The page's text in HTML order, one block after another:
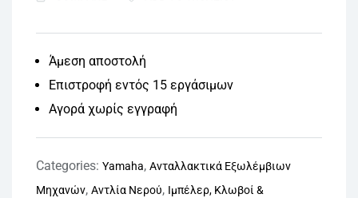
Άμεση αποστολή
Επιστροφή εντός 15 εργάσιμων
Αγορά χωρίς εγγραφή
Categories: Yamaha, Ανταλλακτικά Εξωλέμβιων
Μηχανών, Αντλία Νερού, Ιμπέλερ, Κλωβοί &